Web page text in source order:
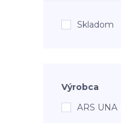
Skladom
Výrobca
ARS UNA